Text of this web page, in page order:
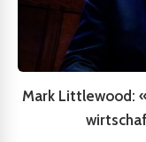
Mark Littlewood: